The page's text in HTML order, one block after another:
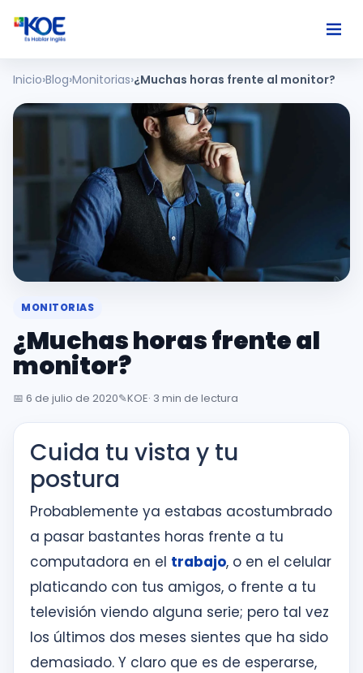
Ingles
Nosotros
Usuarios
Comunidad
Habla
inglés
la
primera
sesión
Intranet
KOE
SISK
Solicitudes
Inicio Blog Monitorias ¿Muchas horas frente al monitor?
MONITORIAS
¿Muchas horas frente al
monitor?
📅 6 de julio de 2020✎️KOE· 3 min de lectura
Cuida tu vista y tu
postura
Probablemente ya estabas acostumbrado
a pasar bastantes horas frente a tu
computadora en el trabajo, o en el celular
platicando con tus amigos, o frente a tu
televisión viendo alguna serie; pero tal vez
los últimos dos meses sientes que ha sido
demasiado. Y claro que es de esperarse,